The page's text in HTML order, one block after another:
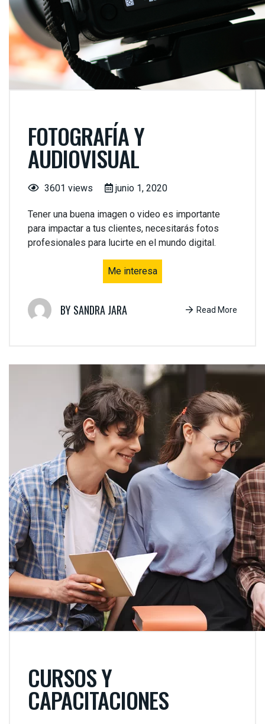
FOTOGRAFÍA Y
AUDIOVISUAL
3601 views junio 1, 2020
Tener una buena imagen o video es importante
para impactar a tus clientes, necesitarás fotos
profesionales para lucirte en el mundo digital.
Me interesa
SANDRA JARA Read More
CURSOS Y
CAPACITACIONES